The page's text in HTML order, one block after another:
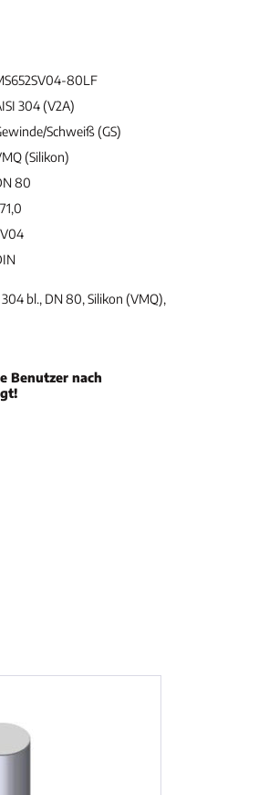
80LF
304 (V2A)
Schweiß (GS)
(Silikon)
80
bl., DN 80, Silikon (VMQ),
Benutzer nach